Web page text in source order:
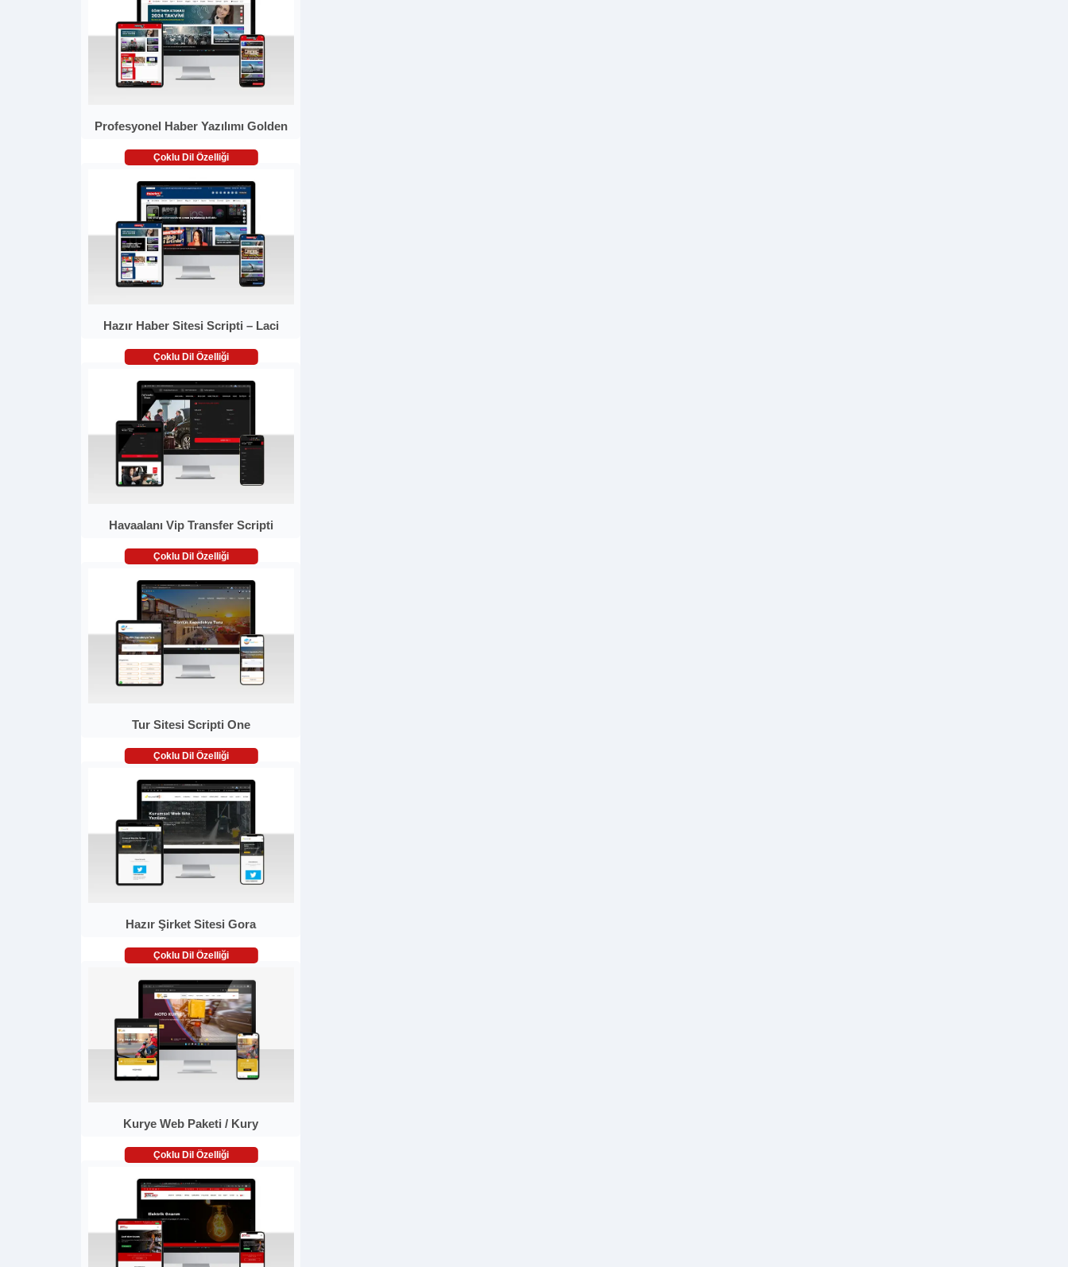
Profesyonel Haber Yazılımı Golden
Çoklu Dil Özelliği
Hazır Haber Sitesi Scripti – Laci
Çoklu Dil Özelliği
Havaalanı Vip Transfer Scripti
Çoklu Dil Özelliği
Tur Sitesi Scripti One
Çoklu Dil Özelliği
Hazır Şirket Sitesi Gora
Çoklu Dil Özelliği
Kurye Web Paketi / Kury
Çoklu Dil Özelliği